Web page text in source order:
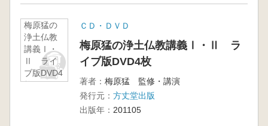
梅原猛の
浄土仏教
講義Ⅰ・
Ⅱ ライ
ブ版DVD4
枚
ＣＤ・ＤＶＤ
梅原猛の浄土仏教講義Ⅰ・Ⅱ ラ
イブ版DVD4枚
著者： 梅原猛 監修・講演
発行元： 方丈堂出版
出版年： 201105